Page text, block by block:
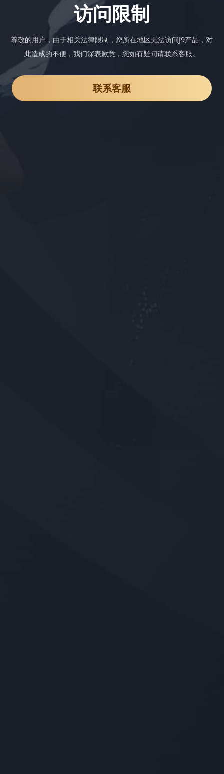
访问限制
尊敬的用户，由于相关法律限制，您所在地区无法访问J9产品，对
此造成的不便，我们深表歉意，您如有疑问请联系客服。
联系客服